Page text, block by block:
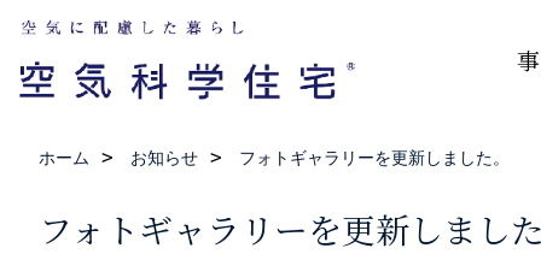
ホーム お知らせ フォトギャラリーを更新しました。
フォトギャラリーを更新しまし